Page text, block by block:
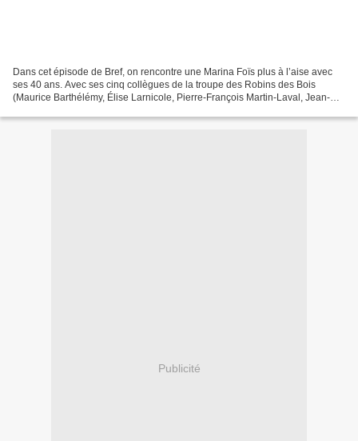
Dans cet épisode de Bref, on rencontre une Marina Foïs plus à l’aise avec
ses 40 ans. Avec ses cinq collègues de la troupe des Robins des Bois
(Maurice Barthélémy, Élise Larnicole, Pierre-François Martin-Laval, Jean-
Publicité